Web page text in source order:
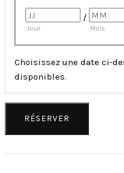
Jour
/
Mois
Choisissez une date ci-
disponibles.
RÉSERVER